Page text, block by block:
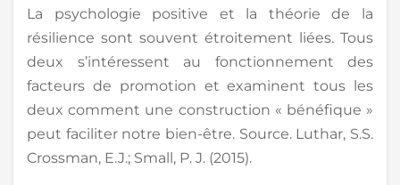
La psychologie positive et la théorie de la
résilience sont souvent étroitement liées. Tous
deux s’intéressent au fonctionnement des
facteurs de promotion et examinent tous les
deux comment une construction « bénéfique »
peut faciliter notre bien-être. Source. Luthar, S.S.
Crossman, E.J.; Small, P. J. (2015).